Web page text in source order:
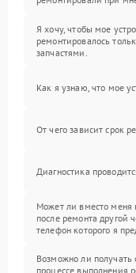
Я хочу, чтобы мое
ремонтировалось
запчастями.
Как я узнаю, что мое
От чего зависит срок
Диагностика
Может ли вместо меня
после ремонта другой
телефон которого я
Возможно ли получать
процессе выполнения